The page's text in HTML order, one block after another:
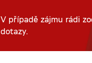
V případě zájmu rádi
dotazy.